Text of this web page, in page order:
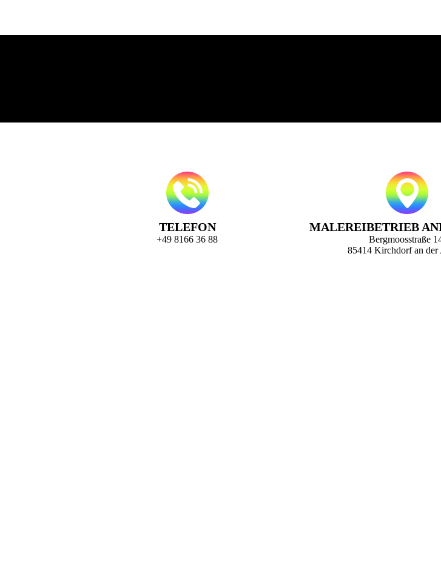
TELEFON
+49 8166 36 88
MALEREIBETRIEB
Bergmoosstraße
85414 Kirchdorf an der